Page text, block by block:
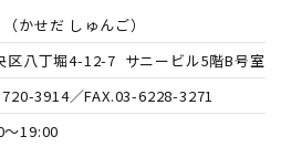
（かせだ しゅんご）
区八丁堀4-12-7 サニービル5階B号室
3914／FAX.03-6228-3271
19:00